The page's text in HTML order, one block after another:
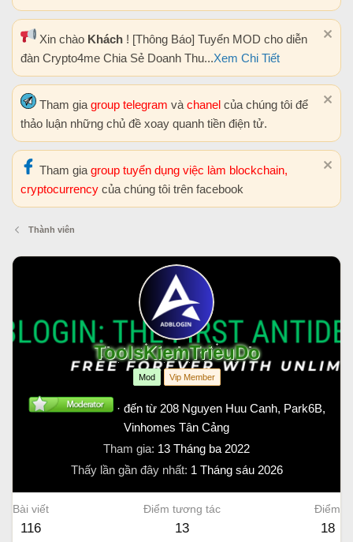
Xin chào Khách ! [Thông Báo] Tuyển MOD cho diễn
đàn Crypto4me Chia Sẻ Doanh Thu...Xem Chi Tiết
Tham gia group telegram và chanel của chúng tôi để
thảo luận những chủ đề xoay quanh tiền điện tử.
Tham gia group tuyển dụng việc làm blockchain,
cryptocurrency của chúng tôi trên facebook
Thành viên
ToolsKiemTrieuDo
Mod Vip Member
· đến từ 208 Nguyen Huu Canh, Park6B,
Vinhomes Tân Cảng
Tham gia 13 Tháng ba 2022
Thấy lần gần đây nhất 1 Tháng sáu 2026
Bài viết
116
Điểm tương tác
13
Điểm
18